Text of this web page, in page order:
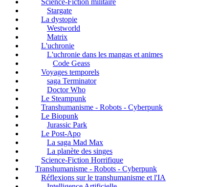
Stargate
La dystopie
Westworld
Matrix
L'uchronie
L'uchronie dans les mangas et animes
Code Geass
Voyages temporels
saga Terminator
Doctor Who
Le Steampunk
Transhumanisme - Robots - Cyberpunk
Le Biopunk
Jurassic Park
Le Post-Apo
La saga Mad Max
La planète des singes
Science-Fiction Horrifique
Transhumanisme - Robots - Cyberpunk
Réflexions sur le transhumanisme et l'IA